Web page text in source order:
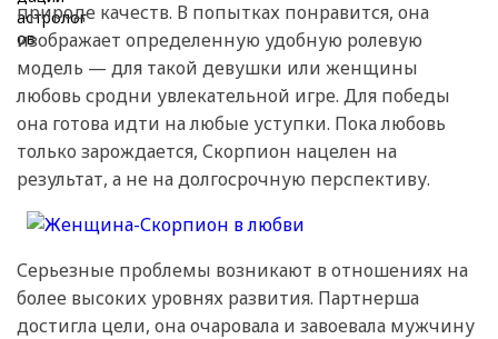
природе качеств. В попытках понравится, она
изображает определенную удобную ролевую
модель — для такой девушки или женщины
любовь сродни увлекательной игре. Для победы
она готова идти на любые уступки. Пока любовь
только зарождается, Скорпион нацелен на
результат, а не на долгосрочную перспективу.
Серьезные проблемы возникают в отношениях на
более высоких уровнях развития. Партнерша
достигла цели, она очаровала и завоевала мужчину